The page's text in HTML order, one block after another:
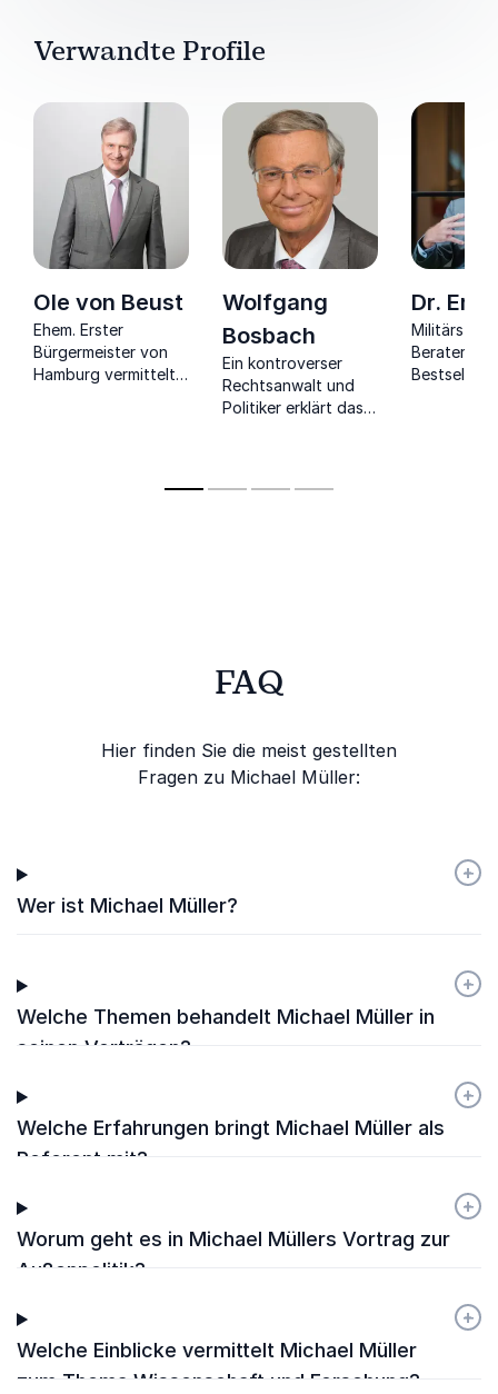
Verwandte Profile
Ole von Beust
Ehem. Erster
Bürgermeister von
Hamburg vermittelt
Wolfgang
Bosbach
Ein kontroverser
Rechtsanwalt und
Politiker erklärt das
verständliche Weise.
Dr.
Berater,
FAQ
Hier finden Sie die meist gestellten
Fragen zu Michael Müller:
Wer ist Michael Müller?
+
-
Welche Themen behandelt Michael Müller in
seinen Vorträgen?
+
-
Welche Erfahrungen bringt Michael Müller als
Referent mit?
+
-
Worum geht es in Michael Müllers Vortrag zur
Außenpolitik?
+
-
Welche Einblicke vermittelt Michael Müller
zum Thema Wissenschaft und Forschung?
+
-